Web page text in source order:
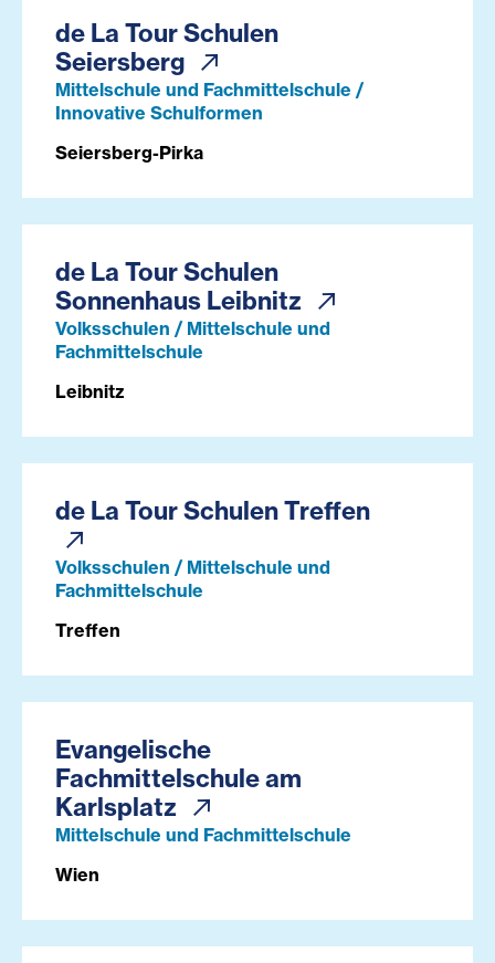
de La Tour Schulen
Seiersberg
Mittelschule und Fachmittelschule /
Innovative Schulformen
Seiersberg-Pirka
de La Tour Schulen
Sonnenhaus Leibnitz
Volksschulen / Mittelschule und
Fachmittelschule
Leibnitz
de La Tour Schulen Treffen
Volksschulen / Mittelschule und
Fachmittelschule
Treffen
Evangelische
Fachmittelschule am
Karlsplatz
Mittelschule und Fachmittelschule
Wien